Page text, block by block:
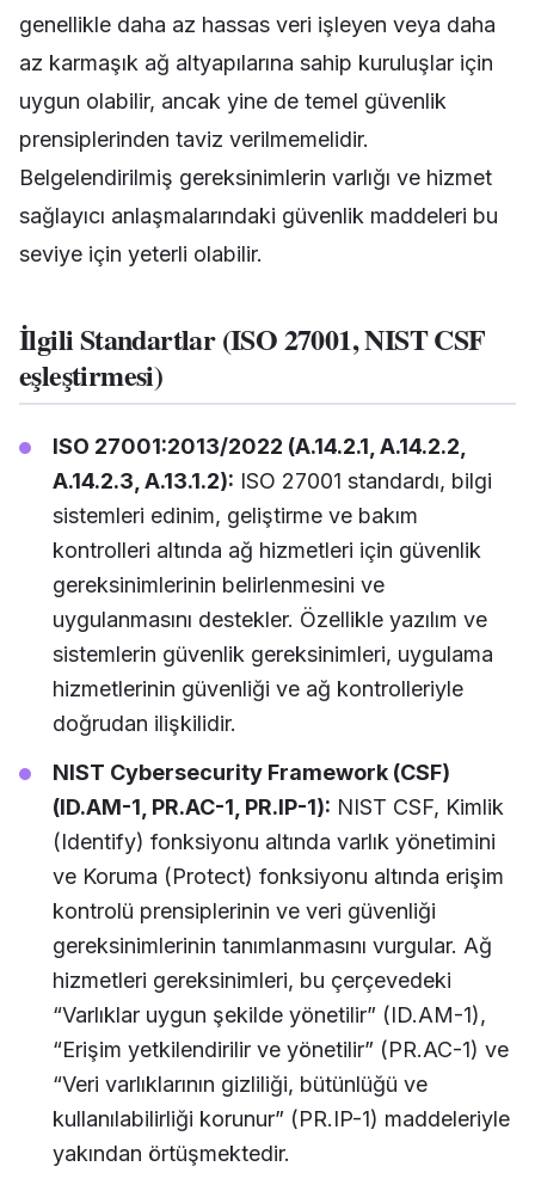
genellikle daha az hassas veri işleyen veya daha
az karmaşık ağ altyapılarına sahip kuruluşlar için
uygun olabilir, ancak yine de temel güvenlik
prensiplerinden taviz verilmemelidir.
Belgelendirilmiş gereksinimlerin varlığı ve hizmet
sağlayıcı anlaşmalarındaki güvenlik maddeleri bu
seviye için yeterli olabilir.
İlgili Standartlar (ISO 27001, NIST CSF
eşleştirmesi)
ISO 27001:2013/2022 (A.14.2.1, A.14.2.2,
A.14.2.3, A.13.1.2): ISO 27001 standardı, bilgi
sistemleri edinim, geliştirme ve bakım
kontrolleri altında ağ hizmetleri için güvenlik
gereksinimlerinin belirlenmesini ve
uygulanmasını destekler. Özellikle yazılım ve
sistemlerin güvenlik gereksinimleri, uygulama
hizmetlerinin güvenliği ve ağ kontrolleriyle
doğrudan ilişkilidir.
NIST Cybersecurity Framework (CSF)
(ID.AM-1, PR.AC-1, PR.IP-1): NIST CSF, Kimlik
(Identify) fonksiyonu altında varlık yönetimini
ve Koruma (Protect) fonksiyonu altında erişim
kontrolü prensiplerinin ve veri güvenliği
gereksinimlerinin tanımlanmasını vurgular. Ağ
hizmetleri gereksinimleri, bu çerçevedeki
“Varlıklar uygun şekilde yönetilir” (ID.AM-1),
“Erişim yetkilendirilir ve yönetilir” (PR.AC-1) ve
“Veri varlıklarının gizliliği, bütünlüğü ve
kullanılabilirliği korunur” (PR.IP-1) maddeleriyle
yakından örtüşmektedir.